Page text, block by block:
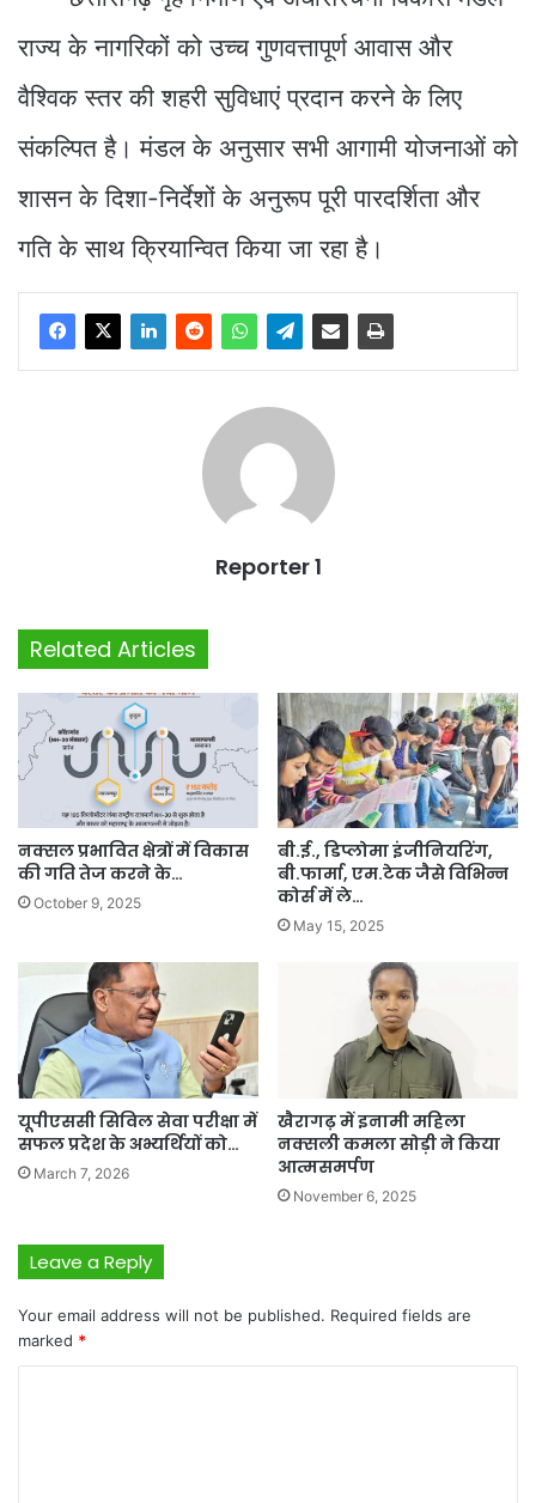
राज्य के नागरिकों को उच्च गुणवत्तापूर्ण आवास और
वैश्विक स्तर की शहरी सुविधाएं प्रदान करने के लिए
संकल्पित है। मंडल के अनुसार सभी आगामी योजनाओं को
शासन के दिशा-निर्देशों के अनुरूप पूरी पारदर्शिता और
गति के साथ क्रियान्वित किया जा रहा है।
Reporter 1
Related Articles
नक्सल प्रभावित क्षेत्रों में विकास
की गति तेज करने के…
October 9, 2025
बी.ई., डिप्लोमा इंजीनियरिंग,
बी.फार्मा, एम.टेक जैसे विभिन्न
कोर्स में ले…
May 15, 2025
यूपीएससी सिविल सेवा परीक्षा में
सफल प्रदेश के अभ्यर्थियों को…
March 7, 2026
खैरागढ़ में इनामी महिला
नक्सली कमला सोड़ी ने किया
आत्मसमर्पण
November 6, 2025
Leave a Reply
Your email address will not be published. Required fields are
marked *